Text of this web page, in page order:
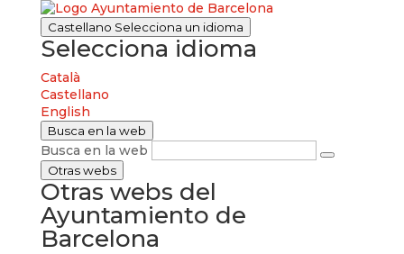
Castellano Selecciona un idioma
Selecciona idioma
Català
Castellano
English
Busca en la web
Busca en la web
Otras webs
Otras webs del
Ayuntamiento de
Barcelona